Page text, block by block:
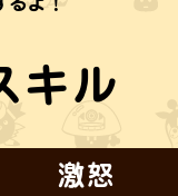
キル
激怒